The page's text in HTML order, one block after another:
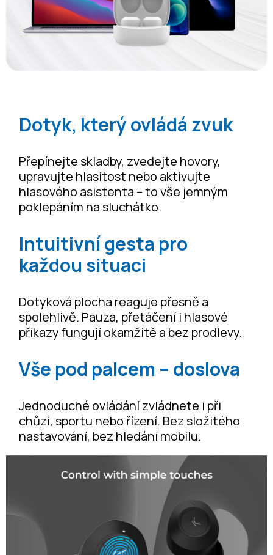
Dotyk, který ovládá zvuk
Přepínejte skladby, zvedejte hovory,
upravujte hlasitost nebo aktivujte
hlasového asistenta – to vše jemným
poklepáním na sluchátko.
Intuitivní gesta pro
každou situaci
Dotyková plocha reaguje přesně a
spolehlivě. Pauza, přetáčení i hlasové
příkazy fungují okamžitě a bez prodlevy.
Vše pod palcem – doslova
Jednoduché ovládání zvládnete i při
chůzi, sportu nebo řízení. Bez složitého
nastavování, bez hledání mobilu.